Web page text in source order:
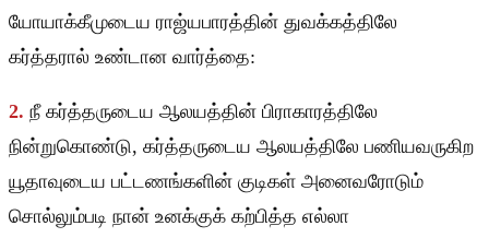
யோயாக்கீமுடைய ராஜ்யபாரத்தின் துவக்கத்திலே
கர்த்தரால் உண்டான வார்த்தை:
2. நீ கர்த்தருடைய ஆலயத்தின் பிராகாரத்திலே
நின்றுகொண்டு, கர்த்தருடைய ஆலயத்திலே பணியவருகிற
யூதாவுடைய பட்டணங்களின் குடிகள் அனைவரோடும்
சொல்லும்படி நான் உனக்குக் கற்பித்த எல்லா